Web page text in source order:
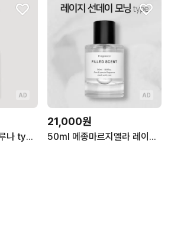
AD
50미리 펜할리곤스 루나 type 마이퍼퓸 재현향스프레이
AD
21,000원
50ml 메종마르지엘라 레이지선데이모닝 type 필드센트 재현향스프레이